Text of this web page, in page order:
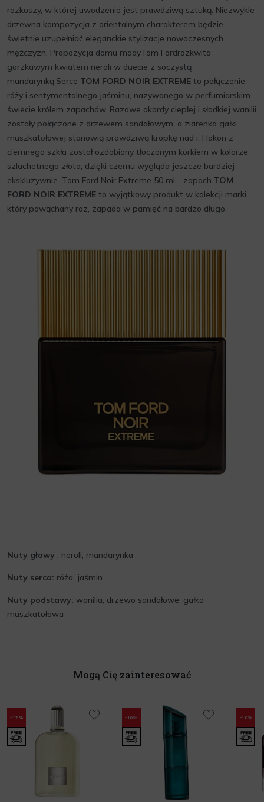
rozkoszy, w której uwodzenie jest prawdziwą sztuką. Niezwykle
drzewna kompozycja z orientalnym charakterem będzie
świetnie uzupełniać eleganckie stylizacje nowoczesnych
mężczyzn. Propozycja domu modyTom Fordrozkwita
gorzkawym kwiatem neroli w duecie z soczystą
mandarynką.Serce TOM FORD NOIR EXTREME to połączenie
róży i sentymentalnego jaśminu, nazywanego w perfumiarskim
świecie królem zapachów. Bazowe akordy ciepłej i słodkiej wanilii
zostały połączone z drzewem sandałowym, a ziarenka gałki
muszkatołowej stanowią prawdziwą kropkę nad i. Flakon z
ciemnego szkła został ozdobiony tłoczonym korkiem w kolorze
szlachetnego złota, dzięki czemu wygląda jeszcze bardziej
ekskluzywnie. Tom Ford Noir Extreme 50 ml - zapach TOM
FORD NOIR EXTREME to wyjątkowy produkt w kolekcji marki,
który powąchany raz, zapada w pamięć na bardzo długo.
Nuty głowy : neroli, mandarynka
Nuty serca: róża, jaśmin
Nuty podstawy: wanilia, drzewo sandałowe, gałka
muszkatołowa
Mogą Cię zainteresować
-12% -10% -10%